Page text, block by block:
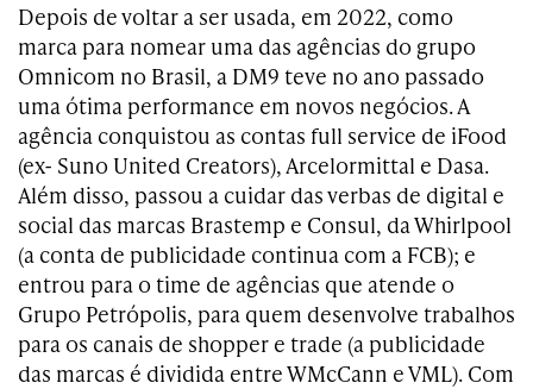
Depois de voltar a ser usada, em 2022, como
marca para nomear uma das agências do grupo
Omnicom no Brasil, a DM9 teve no ano passado
uma ótima performance em novos negócios. A
agência conquistou as contas full service de iFood
(ex- Suno United Creators), Arcelormittal e Dasa.
Além disso, passou a cuidar das verbas de digital e
social das marcas Brastemp e Consul, da Whirlpool
(a conta de publicidade continua com a FCB); e
entrou para o time de agências que atende o
Grupo Petrópolis, para quem desenvolve trabalhos
para os canais de shopper e trade (a publicidade
das marcas é dividida entre WMcCann e VML). Com